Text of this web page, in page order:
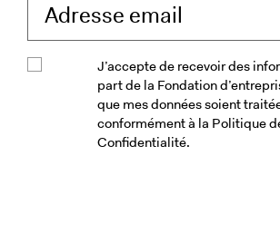
J’accepte de recevoir des
part de la Fondation
que mes données soient
conformément à la Politique
Confidentialité.